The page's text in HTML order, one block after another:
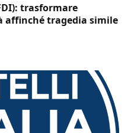
trasformare
affinché tragedia simile